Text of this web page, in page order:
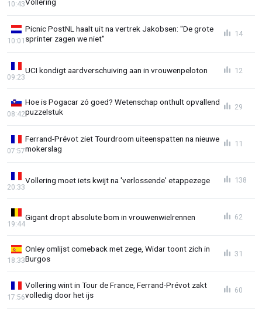
Vollering
10:43
Picnic PostNL haalt uit na vertrek Jakobsen: "De grote
sprinter zagen we niet"
10:01
14
UCI kondigt aardverschuiving aan in vrouwenpeloton
09:23
12
Hoe is Pogacar zó goed? Wetenschap onthult opvallend
puzzelstuk
08:42
29
Ferrand-Prévot ziet Tourdroom uiteenspatten na nieuwe
mokerslag
07:57
11
Vollering moet iets kwijt na 'verlossende' etappezege
20:33
138
Gigant dropt absolute bom in vrouwenwielrennen
19:44
62
Onley omlijst comeback met zege, Widar toont zich in
Burgos
18:33
31
Vollering wint in Tour de France, Ferrand-Prévot zakt
volledig door het ijs
17:56
60